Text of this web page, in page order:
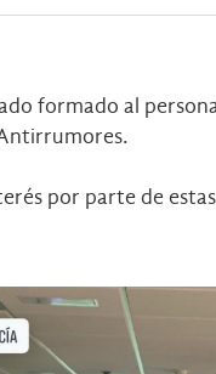
formado al
por parte de